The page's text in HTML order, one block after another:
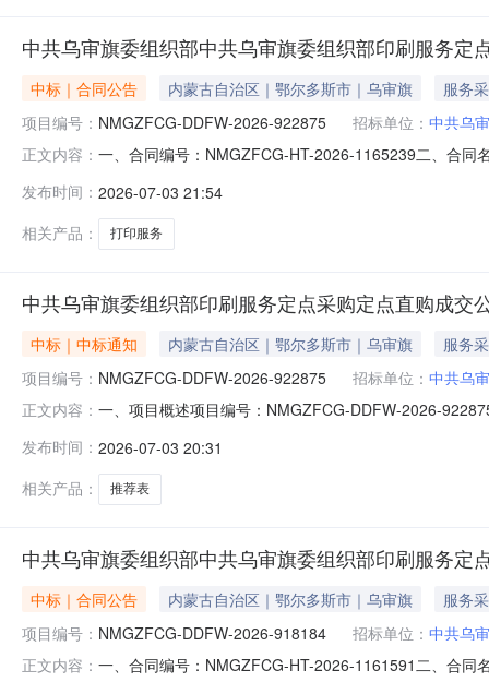
中共乌审旗委组织部中共乌审旗委组织部印刷服务定
中标｜合同公告 内蒙古自治区｜鄂尔多斯市｜乌审旗
服务
项目编号： NMGZFCG-DDFW-2026-922875 招标单位： 中共乌
正文内容： 一、合同编号：NMGZFCG-HT-2026-1165239二、合同
方)：乌审旗新希望印刷厂地址：内蒙古自治区鄂尔多斯
发布时间： 2026-07-03 21:54
相关产品：
打印服务
中共乌审旗委组织部印刷服务定点采购定点直购成交
中标｜中标通知 内蒙古自治区｜鄂尔多斯市｜乌审旗
服务
项目编号： NMGZFCG-DDFW-2026-922875 招标单位： 中共乌
正文内容： 一、项目概述项目编号：NMGZFCG-DDFW-2026-
明细编号项目需求数量计量单位1谈话调研推荐署名推荐
发布时间： 2026-07-03 20:31
相关产品：
推荐表
中共乌审旗委组织部中共乌审旗委组织部印刷服务定
中标｜合同公告 内蒙古自治区｜鄂尔多斯市｜乌审旗
服务
项目编号： NMGZFCG-DDFW-2026-918184 招标单位： 中共乌
正文内容： 一、合同编号：NMGZFCG-HT-2026-1161591二、合同